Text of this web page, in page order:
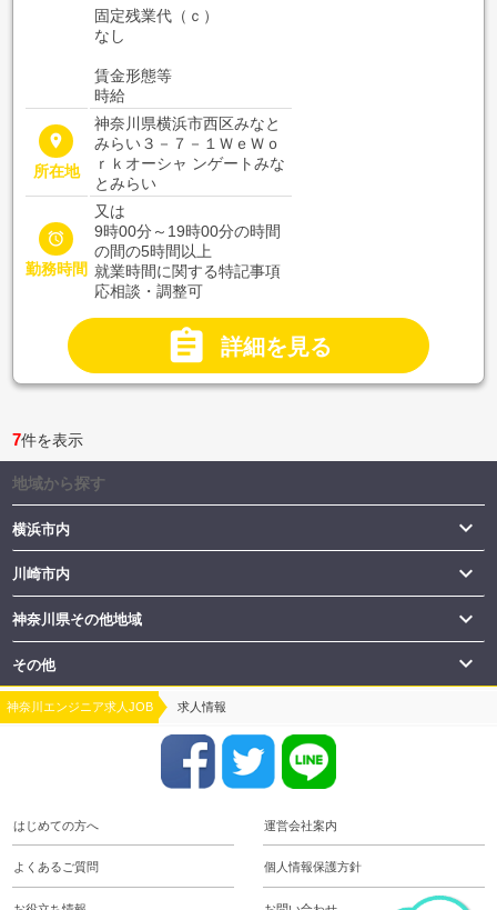
固定残業代（ｃ）
なし
賃金形態等
時給
place
所在地
神奈川県横浜市西区みなと
みらい３－７－１ＷｅＷｏ
ｒｋオーシャ ンゲートみな
とみらい

勤務時間
又は
9時00分～19時00分の時間
の間の5時間以上
就業時間に関する特記事項
応相談・調整可
 詳細を見る
7件を表示
地域から探す
横浜市内 
川崎市内 
神奈川県その他地域 
その他 
神奈川エンジニア求人JOB 求人情報
はじめての方へ 運営会社案内
よくあるご質問 個人情報保護方針